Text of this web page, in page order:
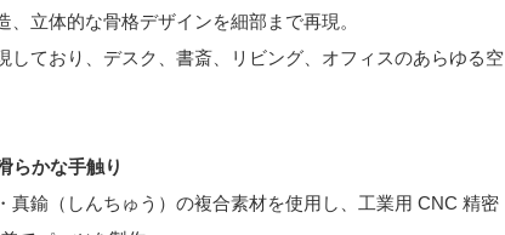
立体的な骨格デザインを細部まで再現。
しており、デスク、書斎、リビング、オフィスのあらゆる空
らかな手触り
真鍮（しんちゅう）の複合素材を使用し、工業用 CNC 精密